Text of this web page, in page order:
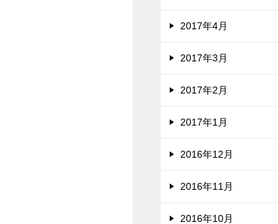
2017年4月
2017年3月
2017年2月
2017年1月
2016年12月
2016年11月
2016年10月